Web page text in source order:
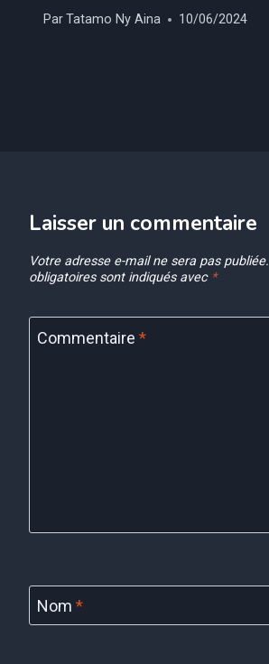
ParTatamo Ny Aina 10/06/2024
Laisser un commentaire
Votre adresse e-mail ne sera pas publiée.
obligatoires sont indiqués avec *
Commentaire *
Nom *